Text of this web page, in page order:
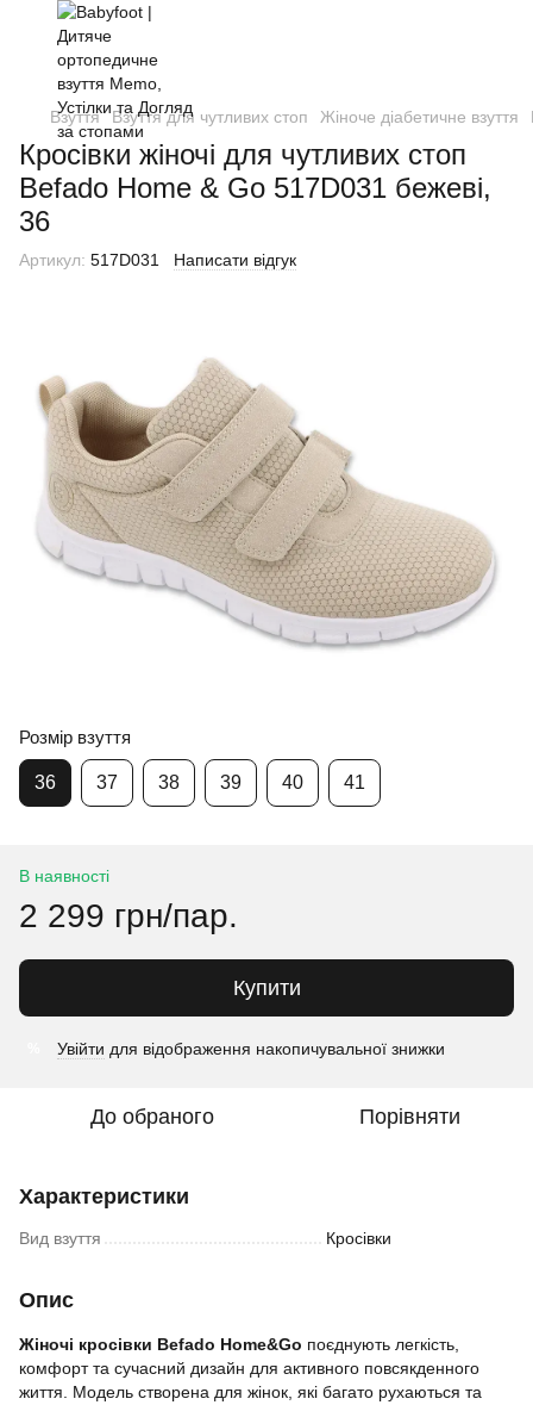
Взуття Взуття для чутливих стоп Жіноче діабетичне взуття
Кросівки жіночі для чутливих стоп
Befado Home & Go 517D031 бежеві,
36
Артикул: 517D031 Написати відгук
Розмір взуття
36 37 38 39 40 41
В наявності
2 299 грн/пар.
Купити
Увійти для відображення накопичувальної знижки
До обраного Порівняти
Характеристики
Вид взуття Кросівки
Опис
Жіночі кросівки Befado Home&Go поєднують легкість,
комфорт та сучасний дизайн для активного повсякденного
життя. Модель створена для жінок, які багато рухаються та